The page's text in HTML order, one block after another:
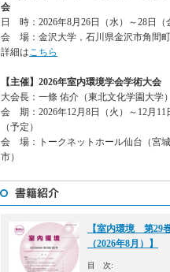
会
日 時：2026年8月26日（水）～28日（
会 場：金沢大学，石川県金沢市角間町
詳細はこちら
【主催】2026年室内環境学会学術大会
大会長：一條 佑介（東北文化学園大学）
会 期：2026年12月8日（火）～12月11
（予定）
会 場：トークネットホール仙台（宮
市）
【室内環境 第29
（2026年8月）】
目 次: